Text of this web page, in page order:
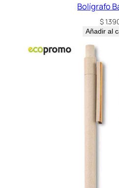
Bolígrafo
$
Añadir al